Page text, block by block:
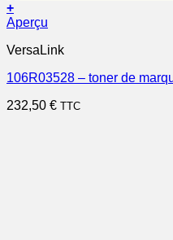
+
Aperçu
VersaLink
106R03528 – toner de
232,50 € TTC